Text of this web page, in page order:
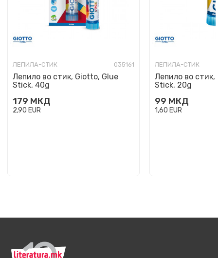
ЛЕПИЛА-СТИК 035161
Лепило во стик, Giotto, Glue
Stick, 40g
179 МКД
2,90 EUR
ЛЕПИЛА-СТИК
Лепило во стик,
Stick, 20g
99 МКД
1,60 EUR